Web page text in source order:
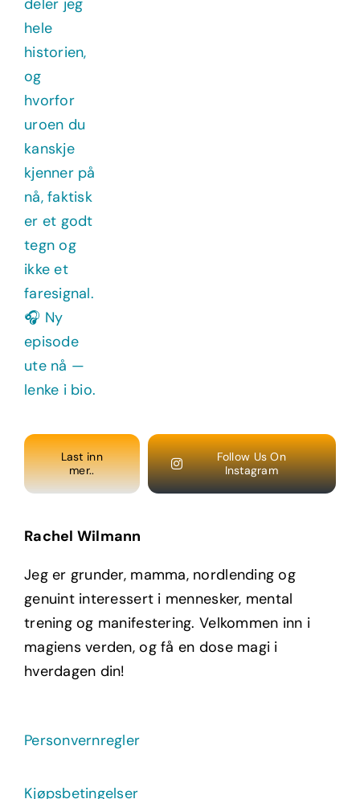
Last inn
mer..
Follow Us On
Instagram
Rachel Wilmann
Jeg er grunder, mamma, nordlending og
genuint interessert i mennesker, mental
trening og manifestering. Velkommen inn i
magiens verden, og få en dose magi i
hverdagen din!
Personvernregler
Kjøpsbetingelser